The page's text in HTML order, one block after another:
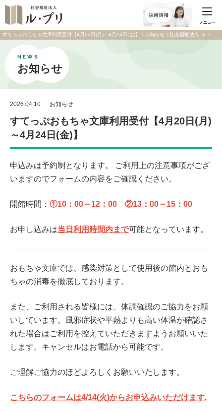
メニュー
NEWS
お知らせ
2026.04.10 お知らせ
すてっぷおもちゃ文庫利用受付【4月20日(月)
～4月24日(金)】
申込みは予約制となります。 ご利用上の注意事項がござ
いますのでフォームの内容をご確認ください。
開館時間： ①10：00～12：00 ②13：00～15：00
お申し込みは当日利用時間内まで可能となっています。
おもちゃ文庫では、感染対策として使用後の館内とおも
ちゃの消毒を徹底しております。
また、ご利用される皆様には、体調確認のご協力をお願
いしています。風邪症状や平熱よりも高い体温が確認さ
れた場合はご利用を控えていただきますようお願いいた
します。キャンセルはお電話から可能です。
ご理解ご協力のほどよろしくお願いいたします。
こちらのフォームは4/14(火)からお申込みいただけます.